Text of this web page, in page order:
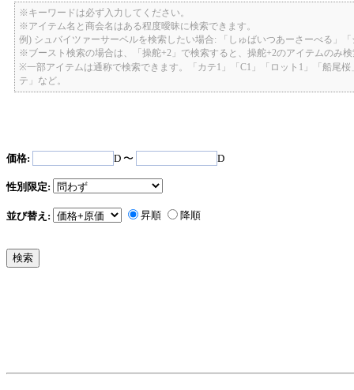
※キーワードは必ず入力してください。
※アイテム名と商会名はある程度曖昧に検索できます。
例) シュバイツァーサーベルを検索したい場合: 「しゅばいつあーさーべる」
※ブースト検索の場合は、「操舵+2」で検索すると、操舵+2のアイテムのみ
※一部アイテムは通称で検索できます。「カテ1」「C1」「ロット1」「船尾
テ」など。
価格: D 〜 D
性別限定:
並び替え: 昇順 降順